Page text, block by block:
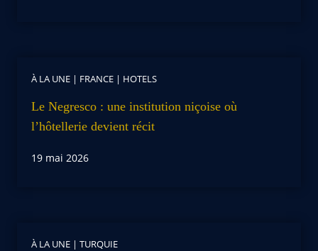
À LA UNE | FRANCE | HOTELS
Le Negresco : une institution niçoise où
l’hôtellerie devient récit
19 mai 2026
À LA UNE | TURQUIE